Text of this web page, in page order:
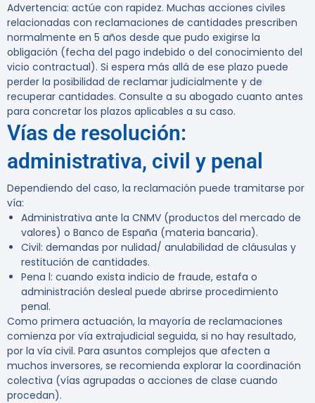
Advertencia: actúe con rapidez. Muchas acciones civiles
relacionadas con reclamaciones de cantidades prescriben
normalmente en 5 años desde que pudo exigirse la
obligación (fecha del pago indebido o del conocimiento del
vicio contractual). Si espera más allá de ese plazo puede
perder la posibilidad de reclamar judicialmente y de
recuperar cantidades. Consulte a su abogado cuanto antes
para concretar los plazos aplicables a su caso.
Vías de resolución:
administrativa, civil y penal
Dependiendo del caso, la reclamación puede tramitarse por
vía:
Administrativa ante la CNMV (productos del mercado de
valores) o Banco de España (materia bancaria).
Civil: demandas por nulidad/ anulabilidad de cláusulas y
restitución de cantidades.
Pena l: cuando exista indicio de fraude, estafa o
administración desleal puede abrirse procedimiento
penal.
Como primera actuación, la mayoría de reclamaciones
comienza por vía extrajudicial seguida, si no hay resultado,
por la vía civil. Para asuntos complejos que afecten a
muchos inversores, se recomienda explorar la coordinación
colectiva (vías agrupadas o acciones de clase cuando
procedan).